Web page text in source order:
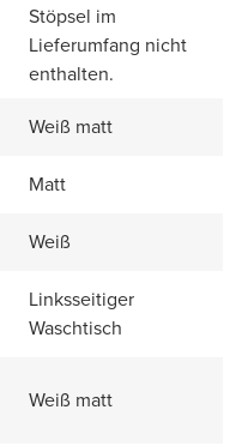
Stöpsel im
Lieferumfang nicht
enthalten.
Weiß matt
Matt
Weiß
Linksseitiger
Waschtisch
Weiß matt